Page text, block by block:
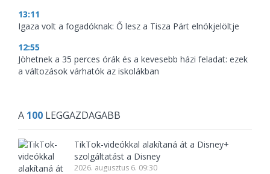
13:11
Igaza volt a fogadóknak: Ő lesz a Tisza Párt elnökjelöltje
12:55
Jöhetnek a 35 perces órák és a kevesebb házi feladat: ezek
a változások várhatók az iskolákban
A 100 LEGGAZDAGABB
TikTok-videókkal alakítaná át a Disney+
szolgáltatást a Disney
2026. augusztus 6. 09:30